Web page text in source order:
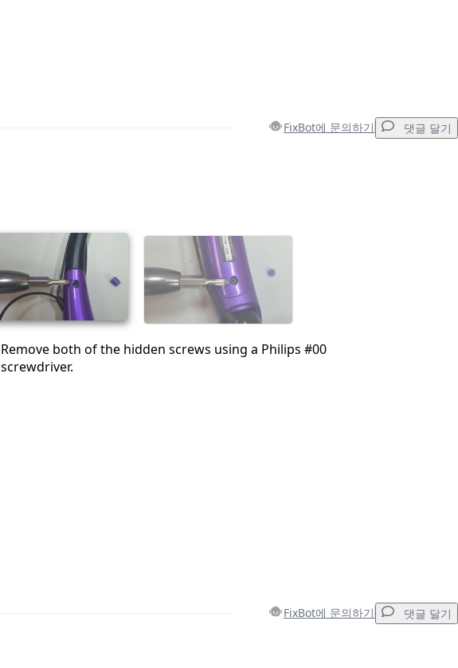
FixBot에 문의하기 댓글 달기
Remove both of the hidden screws using a Philips #00
screwdriver.
FixBot에 문의하기 댓글 달기